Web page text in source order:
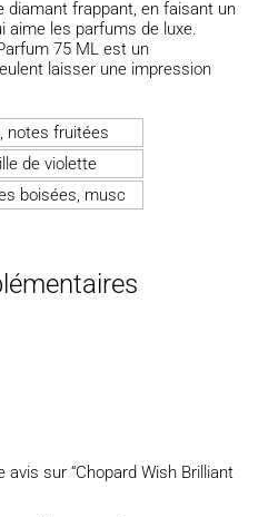
diamant frappant, en faisant un
aime les parfums de luxe.
75 ML est un
laisser une impression
notes fruitées
de violette
boisées, musc
sur “Chopard Wish Brilliant